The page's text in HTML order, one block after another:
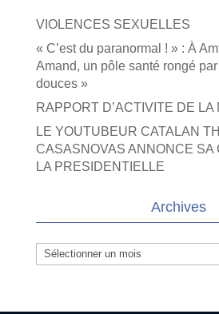
VIOLENCES SEXUELLES
« C’est du paranormal ! » : À
Amand, un pôle santé rongé
douces »
RAPPORT D’ACTIVITE DE LA
LE YOUTUBEUR CATALAN
CASASNOVAS ANNONCE SA
LA PRESIDENTIELLE
Archives
Archives